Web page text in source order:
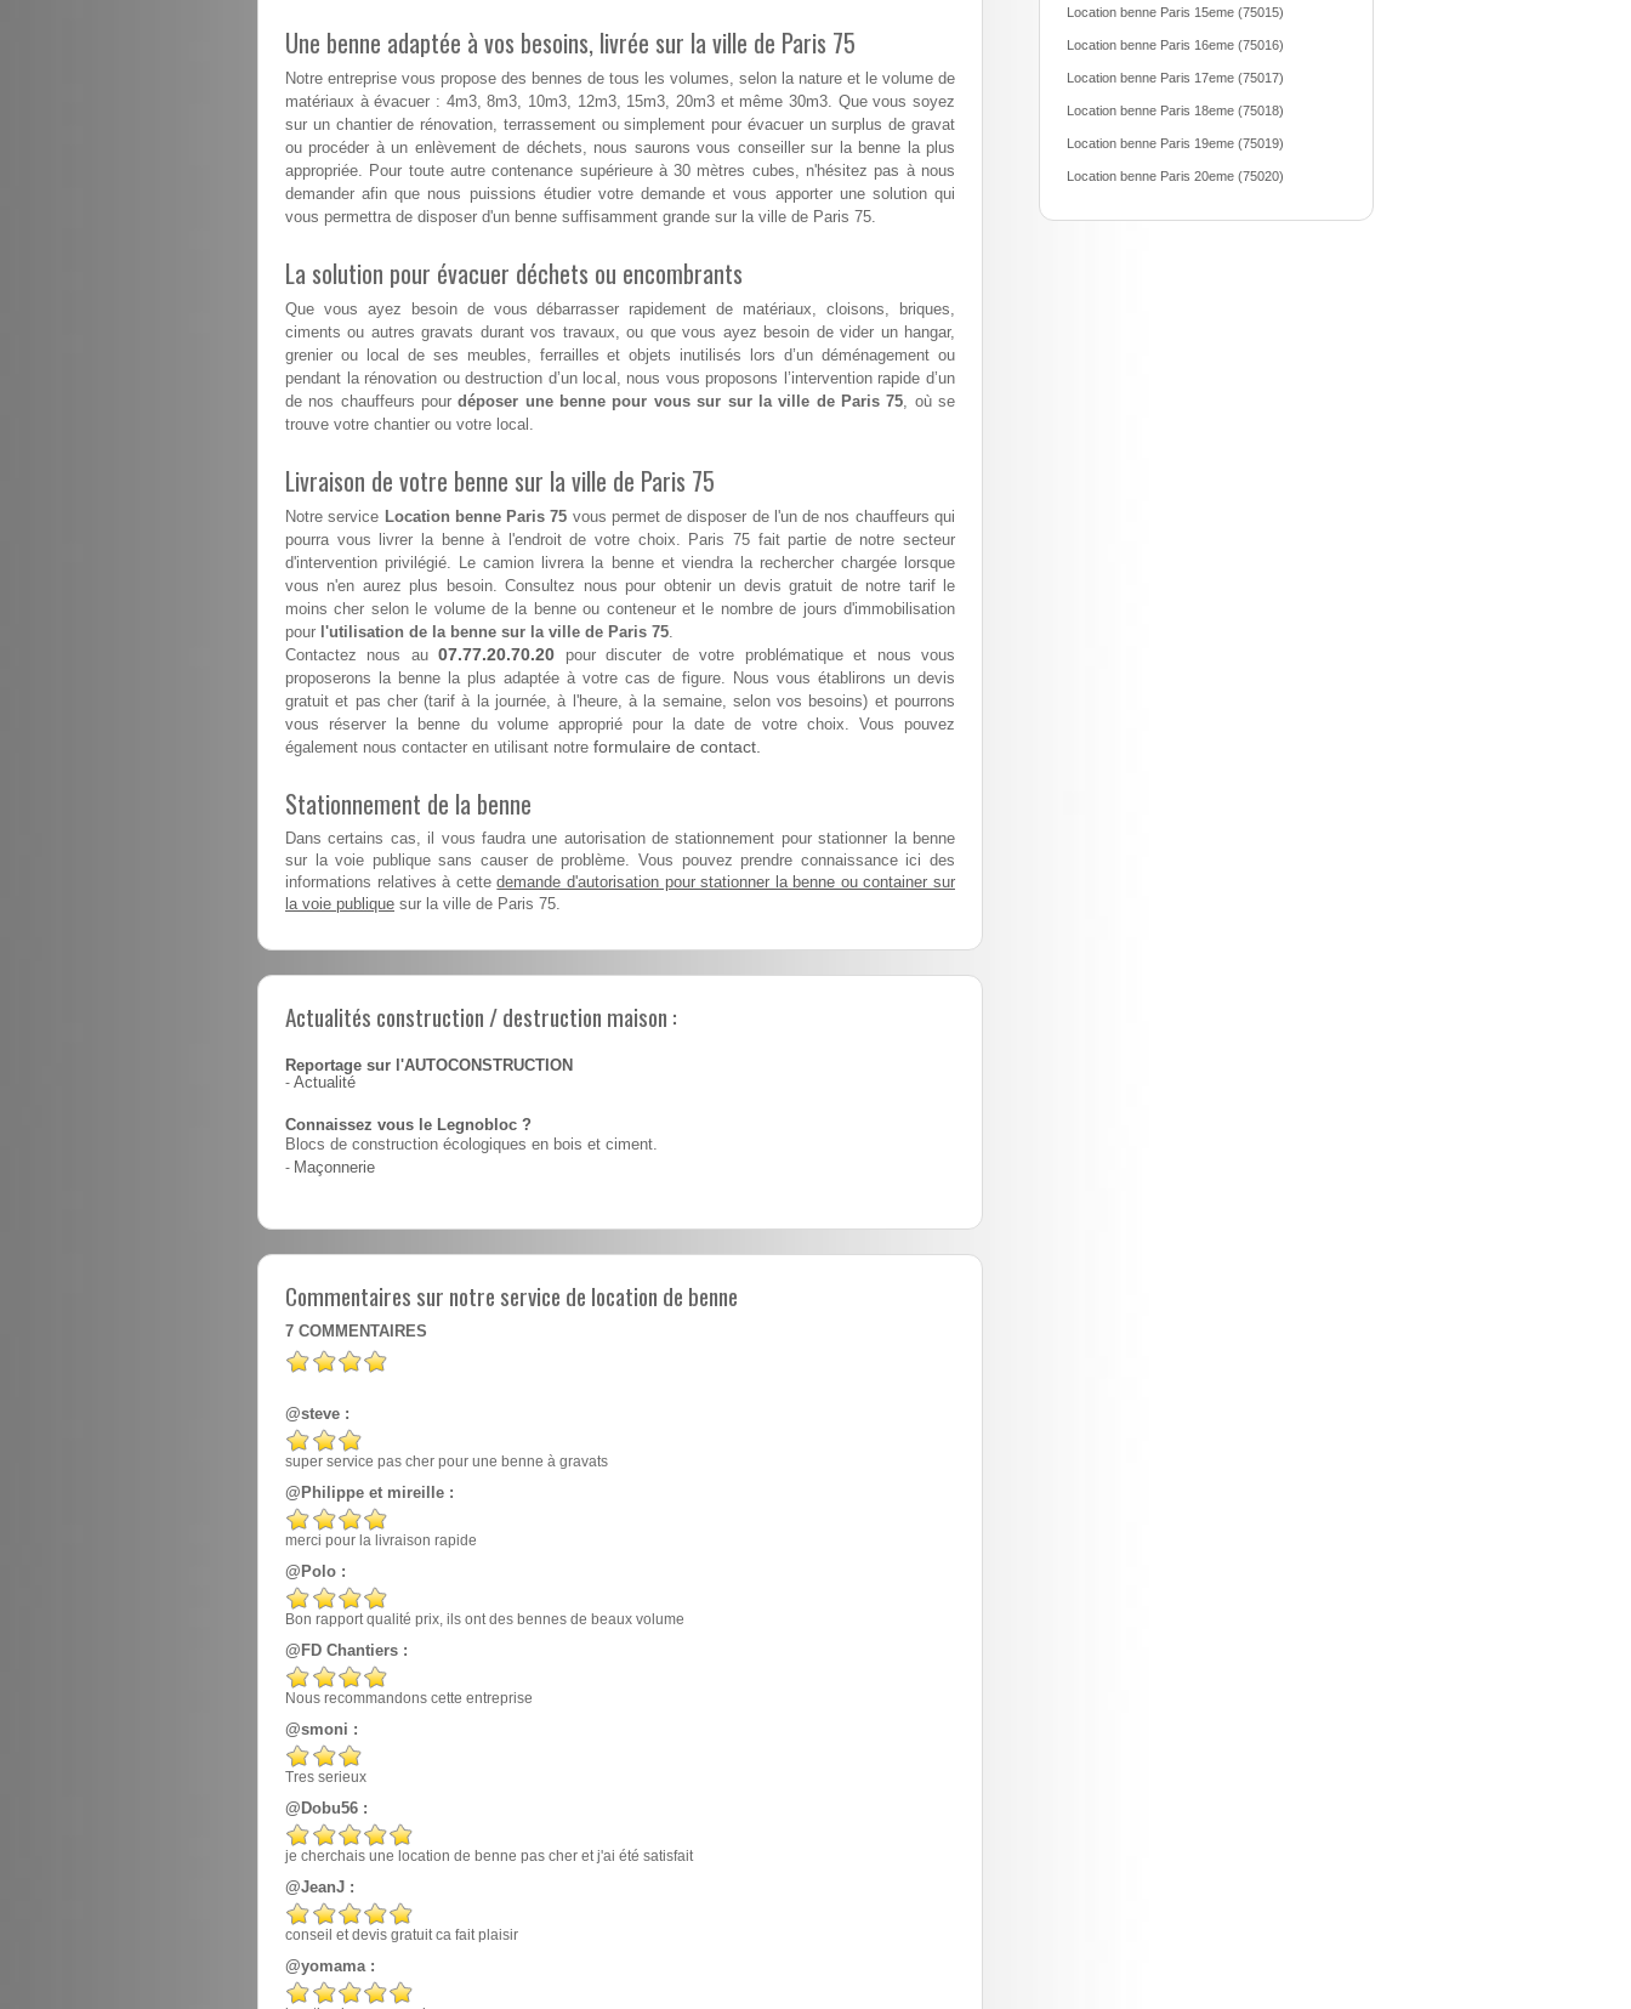
Une benne adaptée à vos besoins, livrée sur la ville de Paris 75
Notre entreprise vous propose des bennes de tous les volumes, selon la nature et le volume de
matériaux à évacuer : 4m3, 8m3, 10m3, 12m3, 15m3, 20m3 et même 30m3. Que vous soyez
sur un chantier de rénovation, terrassement ou simplement pour évacuer un surplus de gravat
ou procéder à un enlèvement de déchets, nous saurons vous conseiller sur la benne la plus
appropriée. Pour toute autre contenance supérieure à 30 mètres cubes, n'hésitez pas à nous
demander afin que nous puissions étudier votre demande et vous apporter une solution qui
vous permettra de disposer d'un benne suffisamment grande sur la ville de Paris 75.
La solution pour évacuer déchets ou encombrants
Que vous ayez besoin de vous débarrasser rapidement de matériaux, cloisons, briques,
ciments ou autres gravats durant vos travaux, ou que vous ayez besoin de vider un hangar,
grenier ou local de ses meubles, ferrailles et objets inutilisés lors d’un déménagement ou
pendant la rénovation ou destruction d’un local, nous vous proposons l’intervention rapide d’un
de nos chauffeurs pourdéposer une benne pour vous sur sur la ville de Paris 75, où se
trouve votre chantier ou votre local.
Livraison de votre benne sur la ville de Paris 75
Notre service Location benne Paris 75 vous permet de disposer de l'un de nos chauffeurs qui
pourra vous livrer la benne à l'endroit de votre choix. Paris 75 fait partie de notre secteur
d'intervention privilégié. Le camion livrera la benne et viendra la rechercher chargée lorsque
vous n'en aurez plus besoin. Consultez nous pour obtenir un devis gratuit de notre tarif le
moins cher selon le volume de la benne ou conteneur et le nombre de jours d'immobilisation
pour l'utilisation de la benne sur la ville de Paris 75.
Contactez nous au07.77.20.70.20 pour discuter de votre problématique et nous vous
proposerons la benne la plus adaptée à votre cas de figure. Nous vous établirons un devis
gratuit et pas cher (tarif à la journée, à l'heure, à la semaine, selon vos besoins) et pourrons
vous réserver la benne du volume approprié pour la date de votre choix. Vous pouvez
également nous contacter en utilisant notre formulaire de contact.
Stationnement de la benne
Dans certains cas, il vous faudra une autorisation de stationnement pour stationner la benne
sur la voie publique sans causer de problème. Vous pouvez prendre connaissance ici des
informations relatives à cettedemande d'autorisation pour stationner la benne ou container sur
la voie publique sur la ville de Paris 75.
Actualités construction / destruction maison :
Reportage sur l'AUTOCONSTRUCTION
- Actualité
Connaissez vous le Legnobloc ?
Blocs de construction écologiques en bois et ciment.
- Maçonnerie
Commentaires sur notre service de location de benne
7 COMMENTAIRES
@steve :
super service pas cher pour une benne à gravats
@Philippe et mireille :
merci pour la livraison rapide
@Polo :
Bon rapport qualité prix, ils ont des bennes de beaux volume
@FD Chantiers :
Nous recommandons cette entreprise
@smoni :
Tres serieux
@Dobu56 :
je cherchais une location de benne pas cher et j'ai été satisfait
@JeanJ :
conseil et devis gratuit ca fait plaisir
@yomama :
Location benne Paris 15eme (75015)
Location benne Paris 16eme (75016)
Location benne Paris 17eme (75017)
Location benne Paris 18eme (75018)
Location benne Paris 19eme (75019)
Location benne Paris 20eme (75020)